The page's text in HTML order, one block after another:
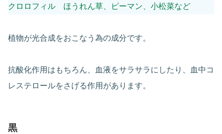
クロロフィル ほうれん草、ピーマン、小松菜など
植物が光合成をおこなう為の成分です。
抗酸化作用はもちろん、血液をサラサラにしたり、血中コ
レステロールをさげる作用があります。
黒